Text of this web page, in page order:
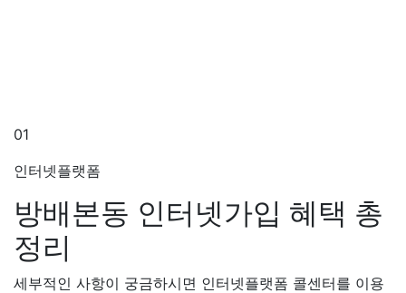
01
인터넷플랫폼
방배본동 인터넷가입 혜택 총
정리
세부적인 사항이 궁금하시면 인터넷플랫폼 콜센터를 이용